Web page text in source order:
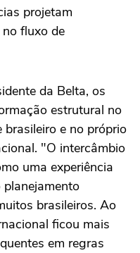
projetam
fluxo de
da Belta, os
estrutural no
e no próprio
"O intercâmbio
uma experiência
brasileiros. Ao
ficou mais
em regras